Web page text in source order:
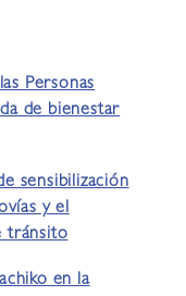
Personas
de bienestar
sensibilización
y el
tránsito
en la